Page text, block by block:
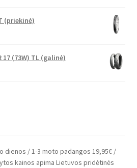
(priekinė)
17 (73W) TL (galinė)
dienos / 1-3 moto padangos 19,95€ /
kainos apima Lietuvos pridėtinės